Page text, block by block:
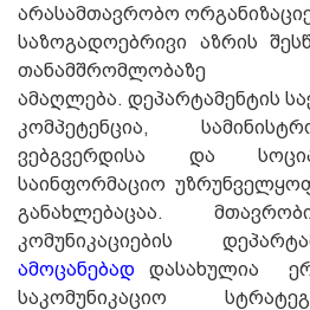
არასამთავრობო
საზოგადოებრივი აზრის
თანამშრომლობაზე
ამაღლება. დეპარტამენტის
კომპეტენცია,
ვებგვერდისა და
საინფორმაციო
განახლებაცაა.
კომუნიკაციების
ამოცანებად დასახულია
საკომუნიკაციო